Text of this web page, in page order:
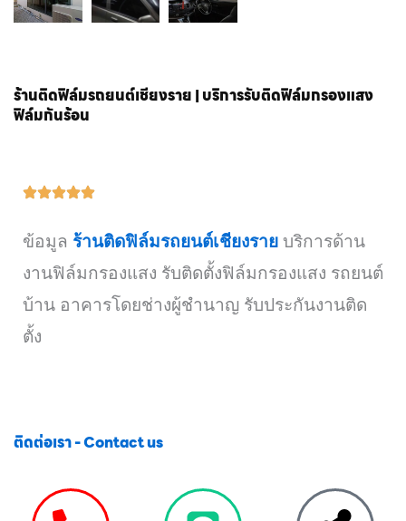
ร้านติดฟิล์มรถยนต์เชียงราย | บริการรับติดฟิล์มกรองแสง
ฟิล์มกันร้อน
ข้อมูล ร้านติดฟิล์มรถยนต์เชียงราย บริการด้าน
งานฟิล์มกรองแสง รับติดตั้งฟิล์มกรองแสง รถยนต์
บ้าน อาคารโดยช่างผู้ชำนาญ รับประกันงานติด
ตั้ง
ติดต่อเรา - Contact us